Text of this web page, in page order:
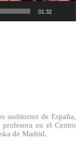
01:32
auditorios de España,
en el Centro
de Madrid.